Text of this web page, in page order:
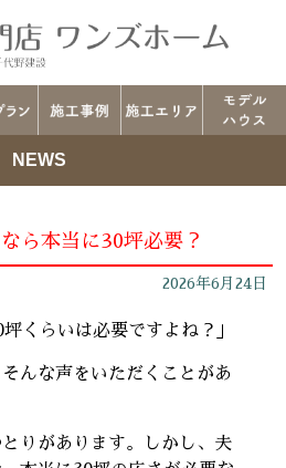
NEWS
ら本当に30坪必要？
2026年6月24日
くらいは必要ですよね？」
んな声をいただくことがあ
りがあります。しかし、夫